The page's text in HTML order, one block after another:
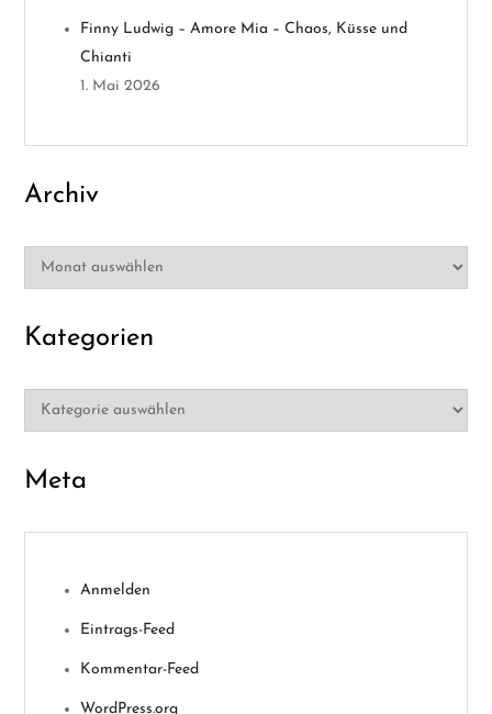
Finny Ludwig – Amore Mia – Chaos, Küsse und
Chianti
1. Mai 2026
Archiv
Archiv
Kategorien
Kategorien
Meta
Anmelden
Eintrags-Feed
Kommentar-Feed
WordPress.org